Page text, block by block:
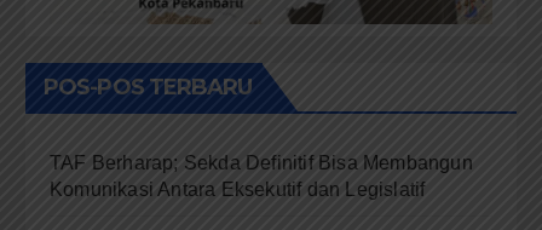
POS-POS TERBARU
TAF Berharap; Sekda Definitif Bisa Membangun
Komunikasi Antara Eksekutif dan Legislatif